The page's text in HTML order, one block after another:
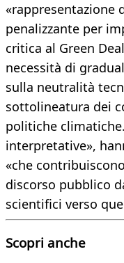
«rappresentazione
penalizzante per
critica al Green
necessità di
sulla neutralità
sottolineatura dei
politiche
interpretative»,
«che
discorso pubblico
scientifici verso
Scopri anche